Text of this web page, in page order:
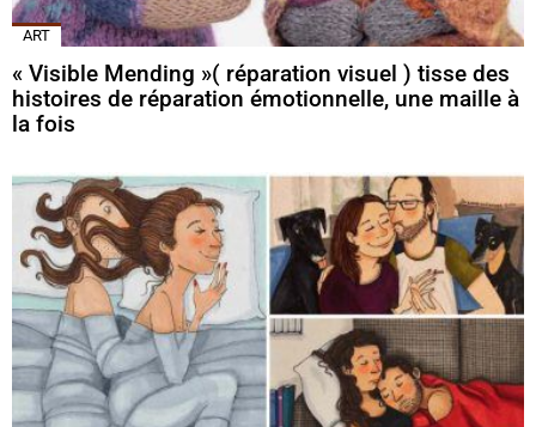
ART
« Visible Mending »( réparation visuel ) tisse des
histoires de réparation émotionnelle, une maille à
la fois